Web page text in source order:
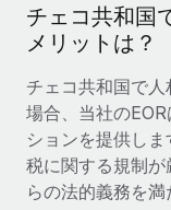
給与詐欺：種類
給与, 賃金は詐欺の
ム間で頻繁に移動
を保護することは
詳細を見る
チェコ共和
メリットは？
チェコ共和国で
場合、当社の
ションを提供し
税に関する規制
らの法的義務を